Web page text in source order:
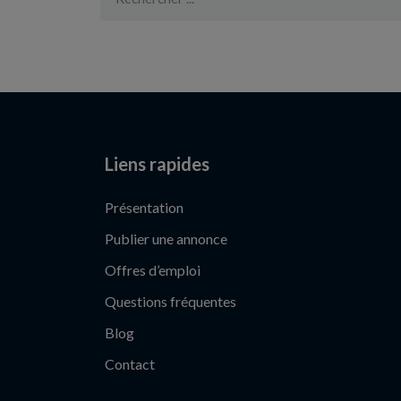
Liens rapides
Présentation
Publier une annonce
Offres d’emploi
Questions fréquentes
Blog
Contact